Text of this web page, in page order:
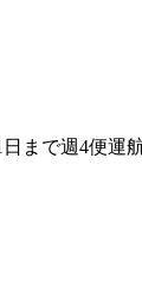
まで週4便